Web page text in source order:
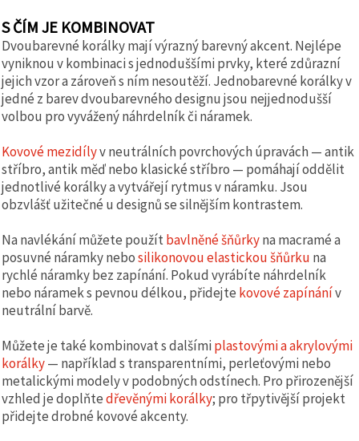
S ČÍM JE KOMBINOVAT
Dvoubarevné korálky mají výrazný barevný akcent. Nejlépe
vyniknou v kombinaci s jednoduššími prvky, které zdůrazní
jejich vzor a zároveň s ním nesoutěží. Jednobarevné korálky v
jedné z barev dvoubarevného designu jsou nejjednodušší
volbou pro vyvážený náhrdelník či náramek.
Kovové mezidílyv neutrálních povrchových úpravách — antik
stříbro, antik měď nebo klasické stříbro — pomáhají oddělit
jednotlivé korálky a vytvářejí rytmus v náramku. Jsou
obzvlášť užitečné u designů se silnějším kontrastem.
Na navlékání můžete použítbavlněné šňůrkyna macramé a
posuvné náramky nebosilikonovou elastickou šňůrku na
rychlé náramky bez zapínání. Pokud vyrábíte náhrdelník
nebo náramek s pevnou délkou, přidejte kovové zapínánív
neutrální barvě.
Můžete je také kombinovat s dalšími plastovými a akrylovými
korálky— například s transparentními, perleťovými nebo
metalickými modely v podobných odstínech. Pro přirozenější
vzhled je doplňtedřevěnými korálky; pro třpytivější projekt
přidejte drobné kovové akcenty.